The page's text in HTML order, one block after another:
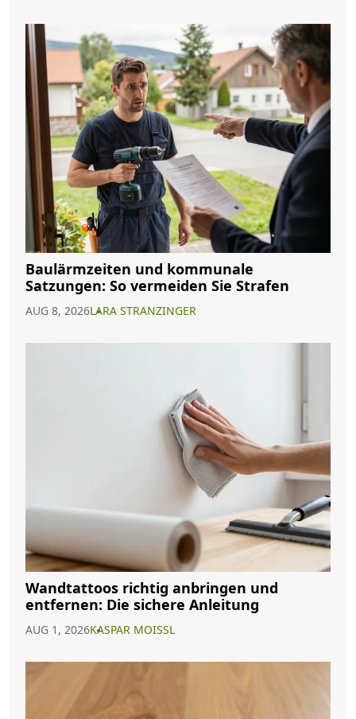
Baulärmzeiten und kommunale
Satzungen: So vermeiden Sie Strafen
AUG 8, 2026LARA STRANZINGER
Wandtattoos richtig anbringen und
entfernen: Die sichere Anleitung
AUG 1, 2026KASPAR MOISSL